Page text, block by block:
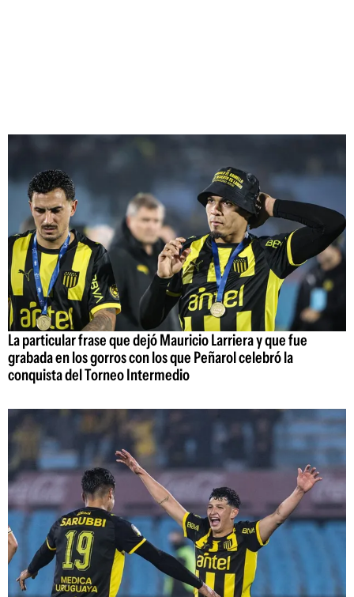
La particular frase que dejó Mauricio Larriera y que fue
grabada en los gorros con los que Peñarol celebró la
conquista del Torneo Intermedio